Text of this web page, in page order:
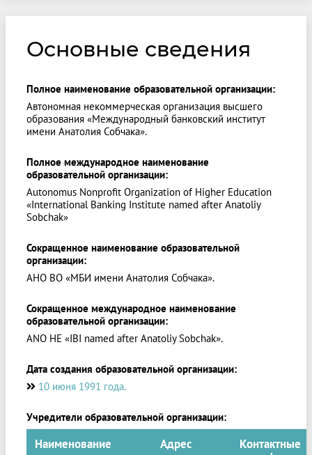
Основные сведения
Полное наименование образовательной организации:
Автономная некоммерческая организация высшего
образования «Международный банковский институт
имени Анатолия Собчака».
Полное международное наименование
образовательной организации:
Autonomus Nonprofit Organization of Higher Education
«International Banking Institute named after Anatoliy
Sobchak»
Сокращенное наименование образовательной
организации:
АНО ВО «МБИ имени Анатолия Собчака».
Сокращенное международное наименование
образовательной организации:
ANO HE «IBI named after Anatoliy Sobchak».
Дата создания образовательной организации:
10 июня 1991 года.
Учредители образовательной организации:
Наименование
Адрес
Контактные